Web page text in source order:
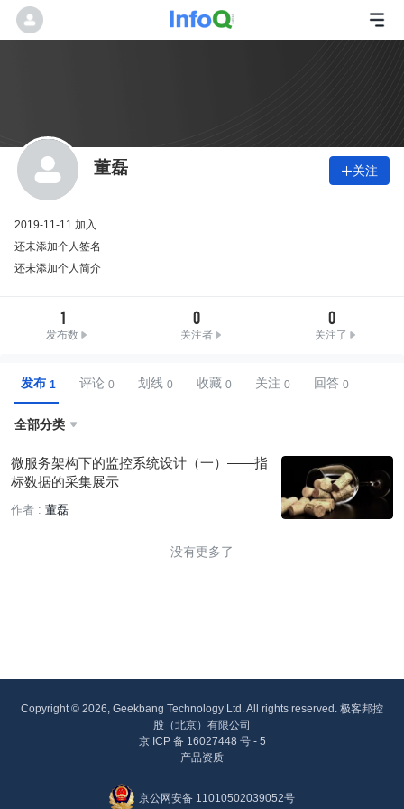
董磊 关注
2019-11-11 加入
还未添加个人签名
还未添加个人简介
1
发布数
0
关注者
0
关注了
发布 评论 划线 收藏 关注 回答
全部分类 
微服务架构下的监控系统设计（一）——指
标数据的采集展示
作者 : 董磊
没有更多了
Copyright © 2026, Geekbang Technology Ltd. All rights reserved. 极客邦控
股（北京）有限公司
京 ICP 备 16027448 号 - 5
产品资质
京公网安备 11010502039052号